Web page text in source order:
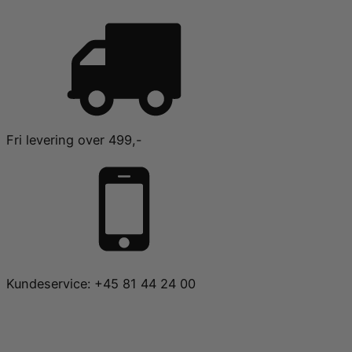
Fri levering over 499,-
Kundeservice: +45 81 44 24 00